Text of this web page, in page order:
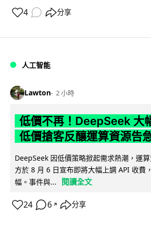
4 分享
人工智能
Lawton 2 小時
低價不再！DeepSeek 大
低價搶客反釀運算資源告
DeepSeek 因低價策略掀起需求熱潮，運
方於 8 月 6 日宣布即將大幅上調 API 收費
幅。事件與...
閱讀全文
24 6 ↗ 分享